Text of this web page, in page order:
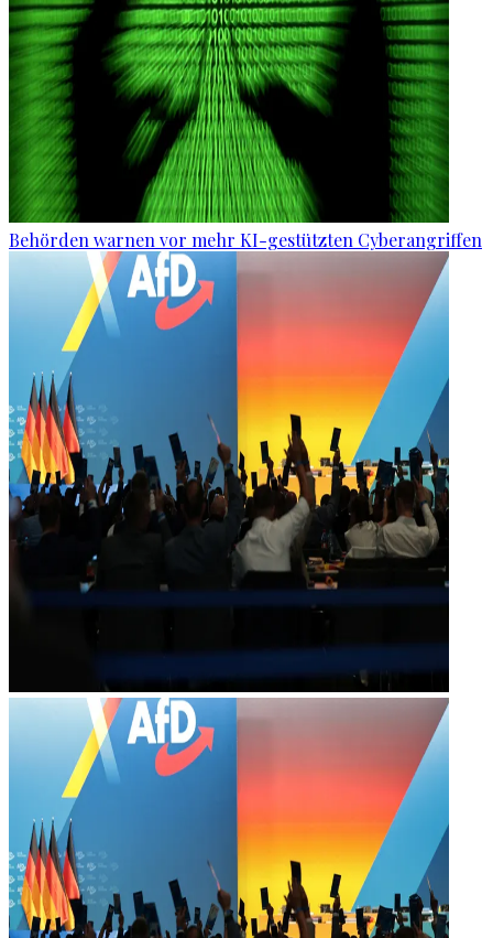
Behörden warnen vor mehr KI-gestützten Cyberangriffen